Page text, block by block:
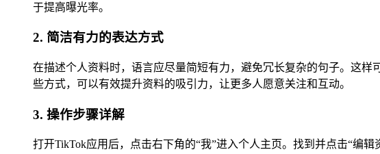
于提高曝光率。
2. 简洁有力的表达方式
在描述个人资料时，语言应尽量简短有力，避免冗长复杂的句子。这
些方式，可以有效提升资料的吸引力，让更多人愿意关注和互动。
3. 操作步骤详解
打开TikTok应用后，点击右下角的“我”进入个人主页。找到并点击“编